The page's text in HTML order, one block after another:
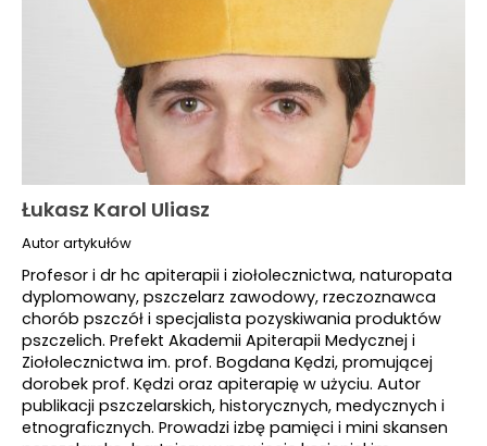
Łukasz Karol Uliasz
Autor artykułów
Profesor i dr hc apiterapii i ziołolecznictwa, naturopata
dyplomowany, pszczelarz zawodowy, rzeczoznawca
chorób pszczół i specjalista pozyskiwania produktów
pszczelich. Prefekt Akademii Apiterapii Medycznej i
Ziołolecznictwa im. prof. Bogdana Kędzi, promującej
dorobek prof. Kędzi oraz apiterapię w użyciu. Autor
publikacji pszczelarskich, historycznych, medycznych i
etnograficznych. Prowadzi izbę pamięci i mini skansen